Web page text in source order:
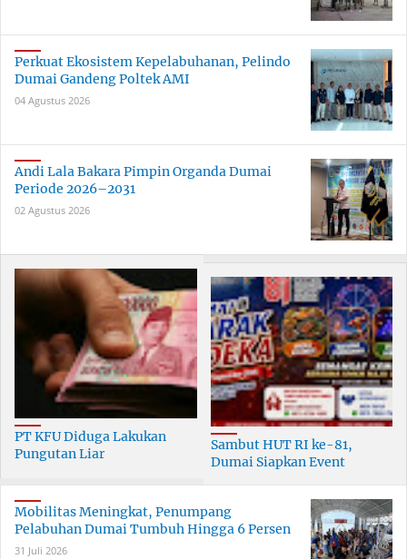
Perkuat Ekosistem Kepelabuhanan, Pelindo
Dumai Gandeng Poltek AMI
04 Agustus 2026
Andi Lala Bakara Pimpin Organda Dumai
Periode 2026–2031
02 Agustus 2026
PT KFU Diduga Lakukan
Pungutan Liar
Dumai
Sambut HUT RI ke-81,
Dumai Siapkan Event
Mobilitas Meningkat, Penumpang
Pelabuhan Dumai Tumbuh Hingga 6 Persen
31 Juli 2026